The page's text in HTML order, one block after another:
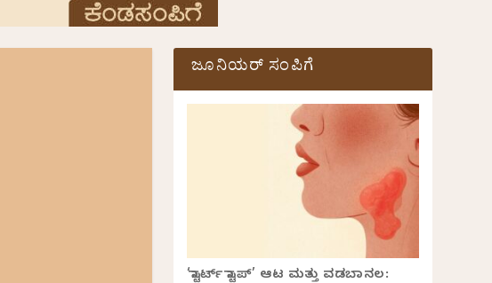
ಜೂನಿಯರ್ ಸಂಪಿಗೆ
‘ಸ್ಟಾರ್ಟ್ ಸ್ಟಾಪ್’ ಆಟ ಮತ್ತು ವಡಬಾನಲ: